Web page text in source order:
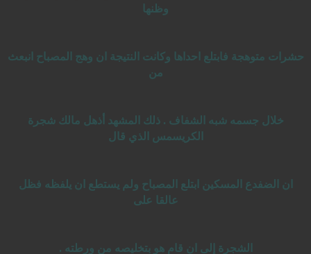
وظنها
حشرات متوهجة فابتلع احداها وكانت النتيجة ان وهج المصباح انبعث
من
خلال جسمه شبه الشفاف . ذلك المشهد أذهل مالك شجرة
الكريسمس الذي قال
ان الضفدع المسكين ابتلع المصباح ولم يستطع ان يلفظه فظل
عالقا على
الشجرة إلى ان قام هو بتخليصه من ورطته .